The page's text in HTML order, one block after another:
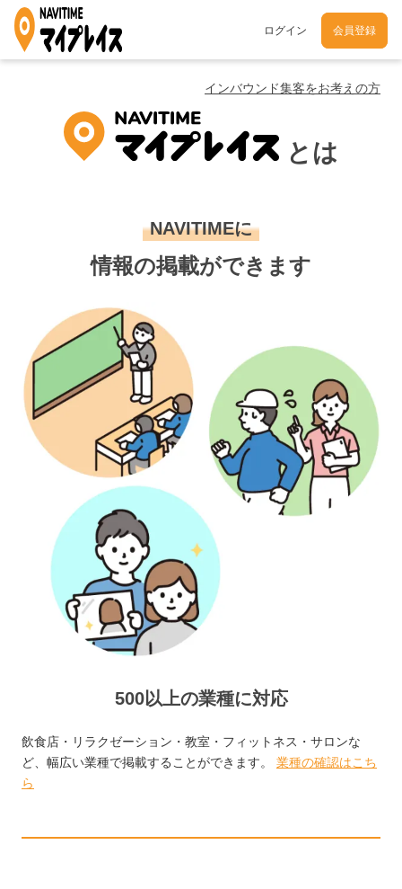
ログイン 会員登録
インバウンド集客をお考えの方
とは
NAVITIMEに
情報の掲載ができます
500以上の業種に対応
飲食店・リラクゼーション・教室・フィットネス・サロンな
ど、幅広い業種で掲載することができます。 業種の確認はこち
ら